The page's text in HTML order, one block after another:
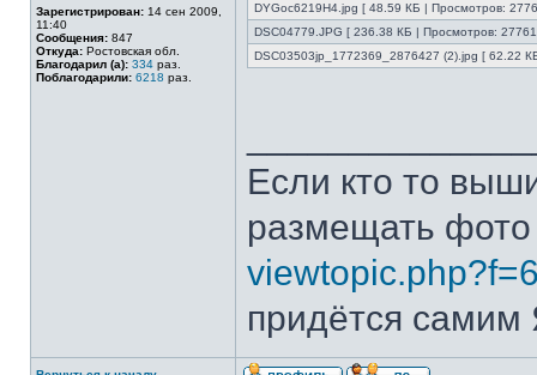
Зарегистрирован: 14 сен 2009,
11:40
Сообщения: 847
Откуда: Ростовская обл.
Благодарил (а): 334 раз.
Поблагодарили: 6218 раз.
DYGoc6219H4.jpg [ 48.59 КБ | Просмотров:
DSC04779.JPG [ 236.38 КБ | Просмотров:
DSC03503jp_1772369_2876427 (2).jpg [ 62.22
Если кто то
размещать фото
придётся самим